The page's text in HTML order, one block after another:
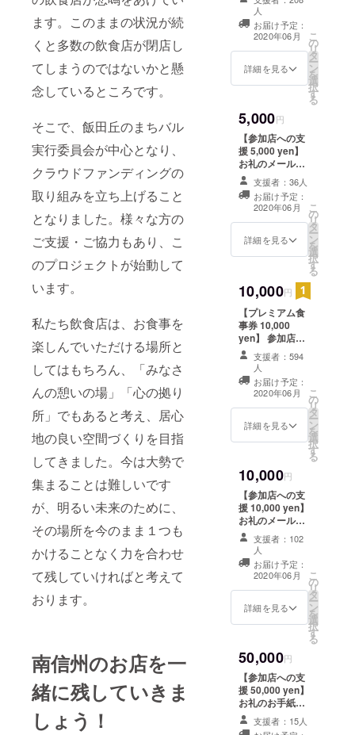
ます。このままの状況が続
くと多数の飲食店が閉店し
てしまうのではないかと懸
念しているところです。
そこで、飯田丘のまちバル
実行委員会が中心となり、
クラウドファンディングの
取り組みを立ち上げること
となりました。様々な方の
ご支援・ご協力もあり、こ
のプロジェクトが始動して
います。
私たち飲食店は、お食事を
楽しんでいただける場所と
してはもちろん、「みなさ
んの憩いの場」「心の拠り
所」でもあると考え、居心
地の良い空間づくりを目指
してきました。今は大勢で
集まることは難しいです
が、明るい未来のために、
その場所を今のまま１つも
かけることなく力を合わせ
て残していければと考えて
おります。
南信州のお店を一
緒に残していきま
しょう！
ろで追加掲載さ
せていただきま
す。 【あ行】 旭
鮨/味の店つき
ぢ/ATAGO/食事
処ありがとう/一
夢庵/一色酒場
鮮酒場 裏萬房/駅
前カフェ一茶堂
【か行】 カフェ
ヴェレゾン/かぶ
き屋/からあげビ
リー/カレーの大
原屋/喫茶ｅｎ/
キッチンかのん/
キッチンこいけ/
鉄板焼Dining銀
座ハンバーグ/天
万/KURANO/gul
gul/KitchenCafe
ぐり~ん/京城園/
原価Bar SOL/食
楽工房 元家 【さ
行】 THE
BARREL (ザ・
バレル)/中国広東
料理 山水楼/地
酒処 三の蔵/カ
フェ三連蔵/BAR
時代屋/信濃屋中
しみず/上海
楼/GOLF&BAR
スペインバル
マージ/カフェレ
ストセン
ジュ/kitchenそ
らら 【た行】 焼
肉だいこく家飯
田店/たこやきハ
ウス デコちゃん
飯田駅前
店/TATSU屋製麺
所/割烹 千登勢/
カフェ・ダイニ
プルロード店/ナ
チュラルキッチ
ンTESSHIN/テン
リュウ堂 【な
行】 南国飯店
【は行】 Cafe
食事券 1,100円
x 5枚 ＊店内飲
食の他、テイク
アウト、デリバ
＊チケットの使
用でお釣りは出
参加店です。最
終の参加店締め
切りは４月30日
（木）正午とな
ります。情報が
まとまったとこ
ろで追加掲載さ
せていただきま
す。 【あ行】 旭
鮨/味の店つき
ぢ/ATAGO/食事
処ありがとう/一
456 SALSA/海
鮮酒場 裏萬房/駅
前カフェ一茶堂
【か行】 カフェ
ヴェレゾン/かぶ
き屋/からあげビ
リー/カレーの大
原屋/喫茶ｅｎ/
キッチンかのん/
キッチンこいけ/
鉄板焼Dining銀
座ハンバーグ/天
万/KURANO/gul
gul/KitchenCafe
ぐり~ん/京城園/
原価Bar SOL/食
楽工房 元家 【さ
行】 THE
BARREL (ザ・
バレル)/中国広東
料理 山水楼/地
酒処 三の蔵/カ
フェ三連蔵/BAR
時代屋/信濃屋中
央通り店/そば処
しみず/上海
楼/GOLF&BAR
スペインバル
マージ/カフェレ
ストセン
ジュ/kitchenそ
らら 【た行】 焼
肉だいこく家飯
田店/たこやきハ
人
お届け予定：
2020年06月
詳細を見る
こ
の
リ
タ
ー
ン
を
選
択
す
る
5,000円
【参加店への支
援 5,000 yen】
お礼のメール、
ホームページに
て支援者様のお
名前掲載(希望者
のみ、1ヶ月)お
名前の掲載をご
希望されない方
支援者：36人
お届け予定：
2020年06月
詳細を見る
こ
の
リ
タ
ー
ン
を
選
択
す
る
10,000円
【プレミアム食
事券 10,000
yen】 参加店舗
で利用可能なお
食事券 1,100円
x 10枚 ＊店内飲
食の他、テイク
アウト、デリバ
＊チケットの使
用でお釣りは出
参加店です。最
終の参加店締め
切りは４月30日
（木）正午とな
ります。情報が
まとまったとこ
ろで追加掲載さ
せていただきま
す。 【あ行】 旭
鮨/味の店つき
ぢ/ATAGO/食事
処ありがとう/一
夢庵/一色酒場
鮮酒場 裏萬房/駅
前カフェ一茶堂
【か行】 カフェ
ヴェレゾン/かぶ
き屋/からあげビ
リー/カレーの大
原屋/喫茶ｅｎ/
支援者：594
人
お届け予定：
2020年06月
詳細を見る
こ
の
リ
タ
ー
ン
を
選
択
す
る
10,000円
【参加店への支
援 10,000 yen】
お礼のメール、
ホームページに
て支援者様のお
名前掲載(希望者
のみ、2ヶ月) お
名前の掲載をご
は、備考欄にそ
の旨をご記入く
支援者：102
人
お届け予定：
2020年06月
詳細を見る
こ
の
リ
タ
ー
ン
を
選
択
す
る
50,000円
【参加店への支
援 50,000 yen】
お礼のお手紙、
ホームページに
て支援者様のお
支援者：15人